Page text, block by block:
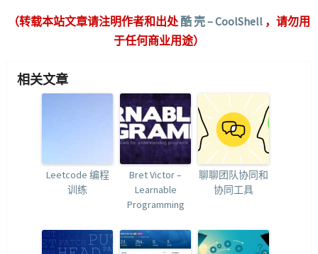
（转载本站文章请注明作者和出处酷 壳 – CoolShell ，请勿用
于任何商业用途）
相关文章
Leetcode 编程
训练
Bret Victor –
Learnable
Programming
聊聊团队协同和
协同工具